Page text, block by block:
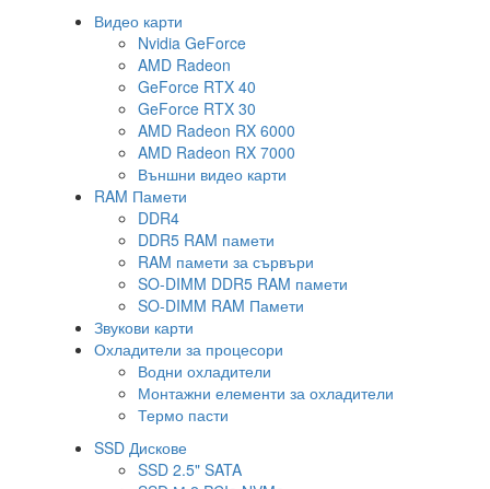
Видео карти
Nvidia GeForce
AMD Radeon
GeForce RTX 40
GeForce RTX 30
AMD Radeon RX 6000
AMD Radeon RX 7000
Външни видео карти
RAM Памети
DDR4
DDR5 RAM памети
RAM памети за сървъри
SO-DIMM DDR5 RAM памети
SO-DIMM RAM Памети
Звукови карти
Охладители за процесори
Водни охладители
Монтажни елементи за охладители
Термо пасти
SSD Дискове
SSD 2.5" SATA